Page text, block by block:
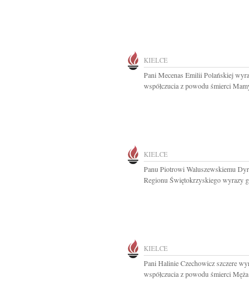
KIELCE
Pani Mecenas Emilii Polańskiej
współczucia z powodu śmierci
KIELCE
Panu Piotrowi Waluszewskiemu
Regionu Świętokrzyskiego wyrazy
KIELCE
Pani Halinie Czechowicz szczere
współczucia z powodu śmierci Męża